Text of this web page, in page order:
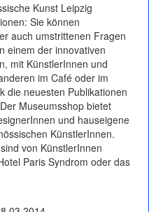
Kunst Leipzig
Sie können
auch umstrittenen Fragen
einem der innovativen
mit KünstlerInnen und
im Café oder im
die neuesten Publikationen
Museumsshop bietet
und hauseigene
KünstlerInnen.
von KünstlerInnen
Paris Syndrom oder das